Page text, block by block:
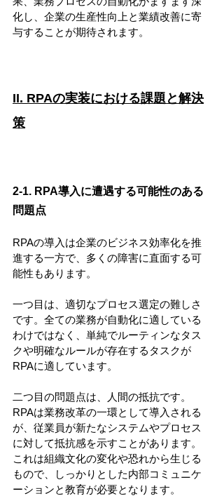
化し、企業の生産性向上と業績改善に寄
与することが期待されます。
II. RPAの実装における課題と解決
策
2-1. RPA導入に遭遇する可能性のある
問題点
RPAの導入は企業のビジネス効率化を推
進する一方で、多くの障害に直面する可
能性もあります。
一つ目は、適切なプロセス選定の難しさ
です。全ての業務が自動化に適している
わけではなく、単純でルーティンなタス
クや明確なルールが存在するタスクが
RPAに適しています。
二つ目の問題点は、人間の抵抗です。
RPAは業務改革の一環として導入される
が、従業員が新たなシステムやプロセス
に対して抵抗感を示すことがあります。
これは組織文化の変化や恐れから生じる
もので、しっかりとした内部コミュニケ
ーションと教育が必要となります。